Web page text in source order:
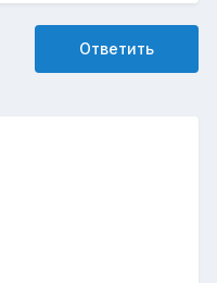
Ответить